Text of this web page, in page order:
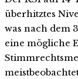
überhitztes
was nach dem
eine mögliche